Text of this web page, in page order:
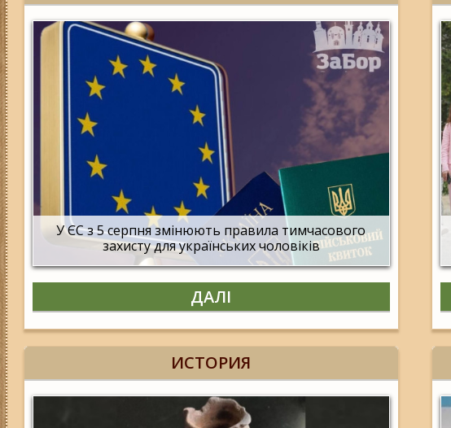
У ЄС з 5 серпня змінюють правила тимчасового
захисту для українських чоловіків
ДАЛІ
ИСТОРИЯ